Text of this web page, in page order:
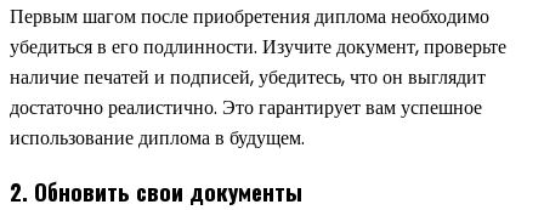
Первым шагом после приобретения диплома необходимо
убедиться в его подлинности. Изучите документ, проверьте
наличие печатей и подписей, убедитесь, что он выглядит
достаточно реалистично. Это гарантирует вам успешное
использование диплома в будущем.
2. Обновить свои документы